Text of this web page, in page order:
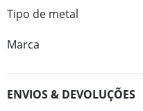
Tipo de metal
Marca
ENVIOS & DEVOLUÇÕES